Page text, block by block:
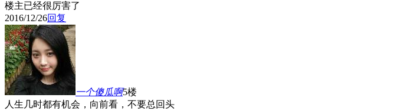
楼主已经很厉害了
2016/12/26回复
一个傻瓜啊5楼
人生几时都有机会，向前看，不要总回头